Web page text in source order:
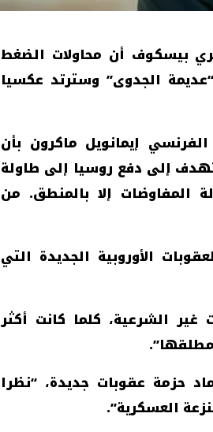
بيسكوف أن محاولات الضغط
الجدوى” وسترتد عكسيا
إيمانويل ماكرون بأن
تهدف إلى دفع روسيا إلى طاولة
المفاوضات إلا بالمنطق. من
الأوروبية الجديدة التي
الشرعية، كلما كانت أكثر
حزمة عقوبات جديدة، “نظرا
العسكرية”.